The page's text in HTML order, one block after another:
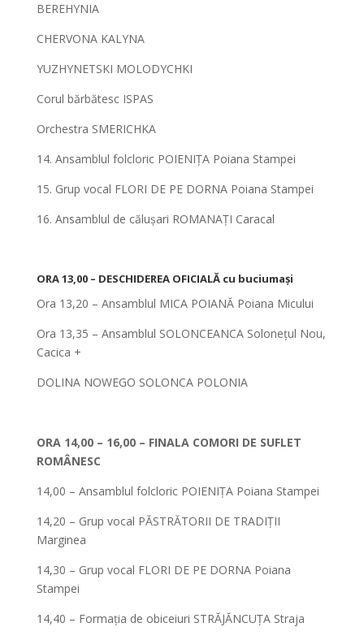
BEREHYNIA
CHERVONA KALYNA
YUZHYNETSKI MOLODYCHKI
Corul bărbătesc ISPAS
Orchestra SMERICHKA
14. Ansamblul folcloric POIENIȚA Poiana Stampei
15. Grup vocal FLORI DE PE DORNA Poiana Stampei
16. Ansamblul de călușari ROMANAȚI Caracal
ORA 13,00 – DESCHIDEREA OFICIALĂ cu buciumași
Ora 13,20 – Ansamblul MICA POIANĂ Poiana Micului
Ora 13,35 – Ansamblul SOLONCEANCA Solonețul Nou,
Cacica +
DOLINA NOWEGO SOLONCA POLONIA
ORA 14,00 – 16,00 – FINALA COMORI DE SUFLET
ROMÂNESC
14,00 – Ansamblul folcloric POIENIȚA Poiana Stampei
14,20 – Grup vocal PĂSTRĂTORII DE TRADIȚII
Marginea
14,30 – Grup vocal FLORI DE PE DORNA Poiana
Stampei
14,40 – Formația de obiceiuri STRĂJĂNCUȚA Straja